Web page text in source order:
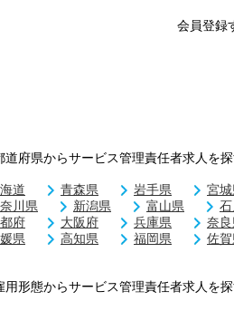
会員登録
道府県からサービス管理責任者求人を
道 青森県 岩手県 宮
川県
新潟県 富山県
府
大阪府 兵庫県 奈
県
高知県 福岡県 佐
用形態からサービス管理責任者求人を